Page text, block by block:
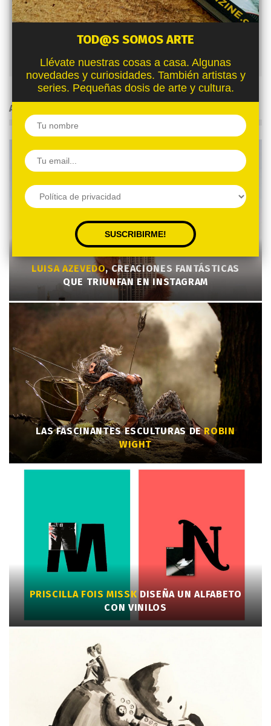
Pati Burgos
ARTÍCULOS RELACIONADOS
LUISA AZEVEDO, CREACIONES FANTÁSTICAS
QUE TRIUNFAN EN INSTAGRAM
LAS FASCINANTES ESCULTURAS DEROBIN
WIGHT
PRISCILLA FOIS MISSKDISEÑA UN ALFABETO
CON VINILOS
TOD@S SOMOS ARTE
Llévate nuestras cosas a casa. Algunas
novedades y curiosidades. También artistas y
series. Pequeñas dosis de arte y cultura.